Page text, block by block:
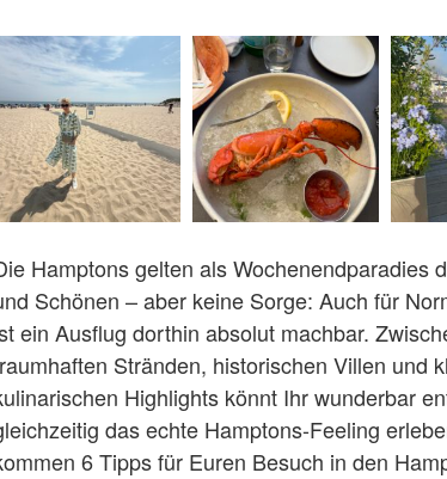
Hamptons gelten als Wochenendparadies
Schönen – aber keine Sorge: Auch für
ein Ausflug dorthin absolut machbar.
Stränden, historischen Villen und
Highlights könnt Ihr wunderbar
das echte Hamptons-Feeling
6 Tipps für Euren Besuch in den